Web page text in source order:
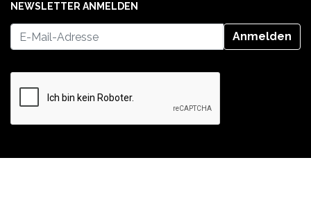
NEWSLETTER ANMELDEN
Anmelden